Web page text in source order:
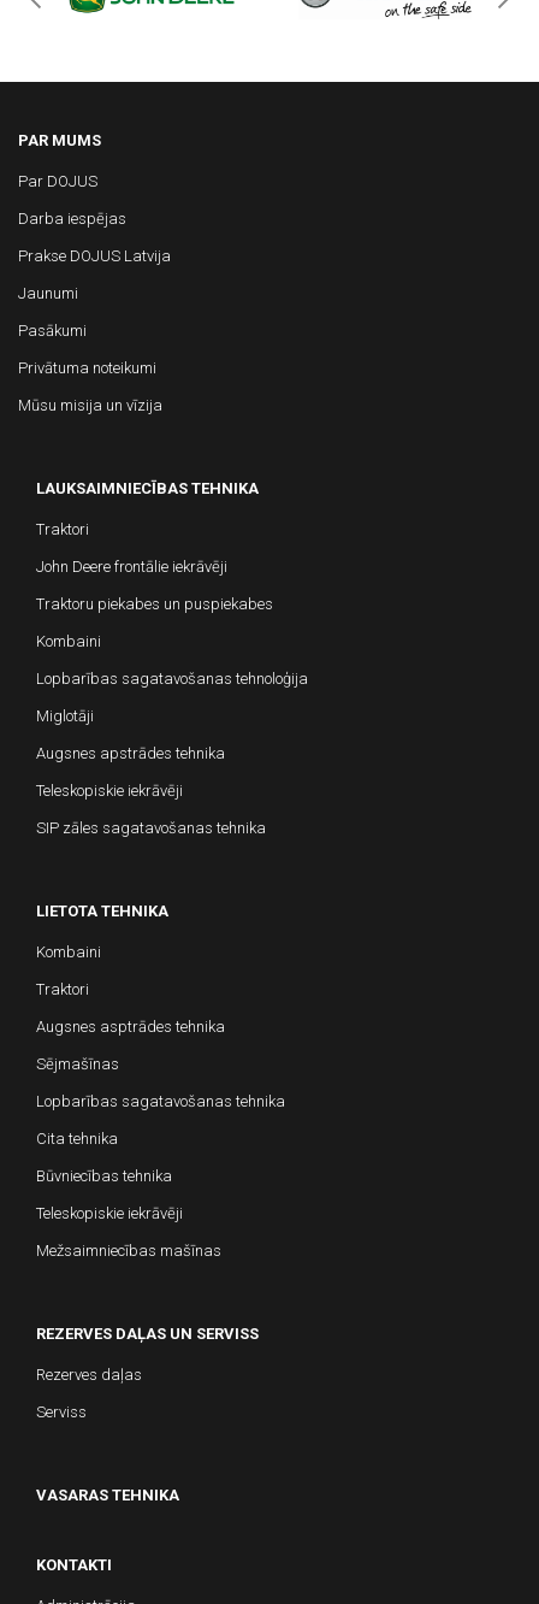
PAR MUMS
Par DOJUS
Darba iespējas
Prakse DOJUS Latvija
Jaunumi
Pasākumi
Privātuma noteikumi
Mūsu misija un vīzija
LAUKSAIMNIECĪBAS TEHNIKA
Traktori
John Deere frontālie iekrāvēji
Traktoru piekabes un puspiekabes
Kombaini
Lopbarības sagatavošanas tehnoloģija
Miglotāji
Augsnes apstrādes tehnika
Teleskopiskie iekrāvēji
SIP zāles sagatavošanas tehnika
LIETOTA TEHNIKA
Kombaini
Traktori
Augsnes asptrādes tehnika
Sējmašīnas
Lopbarības sagatavošanas tehnika
Cita tehnika
Būvniecības tehnika
Teleskopiskie iekrāvēji
Mežsaimniecības mašīnas
REZERVES DAĻAS UN SERVISS
Rezerves daļas
Serviss
VASARAS TEHNIKA
KONTAKTI